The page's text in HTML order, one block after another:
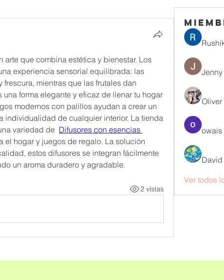
arte que combina estética y bienestar. Los
experiencia sensorial equilibrada: las
mientras que las frutales dan
forma elegante y eficaz de llenar tu hogar
modernos con palillos ayudan a crear un
individualidad de cualquier interior. La tienda
variedad de Difusores con esencias
el hogar y juegos de regalo. La solución
estos difusores se integran fácilmente
un aroma duradero y agradable.
2 vistas
Oliver
owais
David
Ver todos